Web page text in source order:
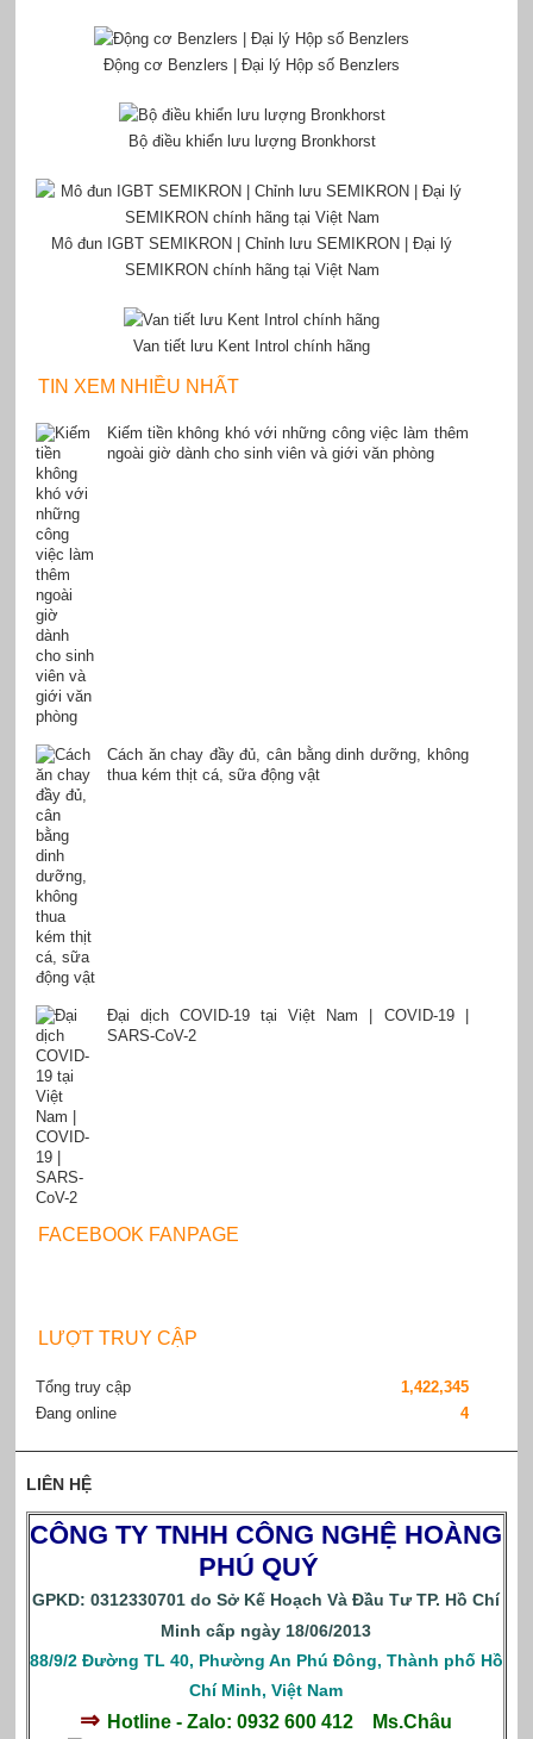
Động cơ Benzlers | Đại lý Hộp số Benzlers
Bộ điều khiển lưu lượng Bronkhorst
Mô đun IGBT SEMIKRON | Chỉnh lưu SEMIKRON | Đại lý
SEMIKRON chính hãng tại Việt Nam
Van tiết lưu Kent Introl chính hãng
TIN XEM NHIỀU NHẤT
Kiếm tiền không khó với những công việc làm thêm
ngoài giờ dành cho sinh viên và giới văn phòng
Cách ăn chay đầy đủ, cân bằng dinh dưỡng, không
thua kém thịt cá, sữa động vật
Đại dịch COVID-19 tại Việt Nam | COVID-19 |
SARS-CoV-2
FACEBOOK FANPAGE
LƯỢT TRUY CẬP
Tổng truy cập
1,422,345
Đang online
4
LIÊN HỆ
CÔNG TY TNHH CÔNG NGHỆ HOÀNG
PHÚ QUÝ
GPKD: 0312330701 do Sở Kế Hoạch Và Đầu Tư TP. Hồ Chí
Minh cấp ngày 18/06/2013
88/9/2 Đường TL 40, Phường An Phú Đông, Thành phố Hồ
Chí Minh, Việt Nam
⇒ Hotline - Zalo: 0932 600 412 Ms.Châu